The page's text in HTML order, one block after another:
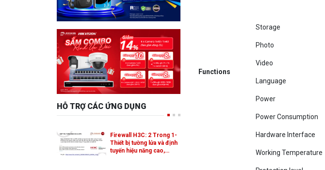
Photo
Video
Language
Power
Power Consumption
Hardware Interface
Working Temperature
Protection level
HỖ TRỢ CÁC ỨNG DỤNG
Firewall H3C: 2 Trong 1-
tuyến hiệu năng cao,…